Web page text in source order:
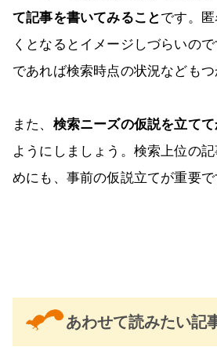
て記事を書いてみることです。
くとなるとイメージしづらいの
であれば検索時点の状況などもつ
また、 検索ニーズの仮説を立て
ようにしましょう。検索上位の
めにも、事前の仮説立てが重要で
あわせて読みたい記